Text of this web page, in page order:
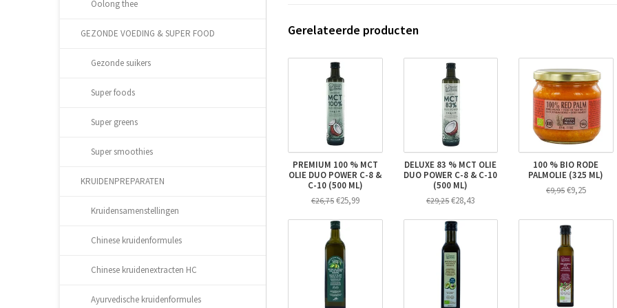
Oolong thee
GEZONDE VOEDING & SUPER FOOD
Gezonde suikers
Super foods
Super greens
Super smoothies
KRUIDENPREPARATEN
Kruidensamenstellingen
Chinese kruidenformules
Chinese kruidenextracten HC
Ayurvedische kruidenformules
Gerelateerde producten
PREMIUM 100 % MCT
OLIE DUO POWER C-8 &
C-10 (500 ML)
€26,75€25,99
DELUXE 83 % MCT OLIE
DUO POWER C-8 & C-10
(500 ML)
€29,25€28,43
100 % BIO RODE
PALMOLIE (325 ML)
€9,95€9,25